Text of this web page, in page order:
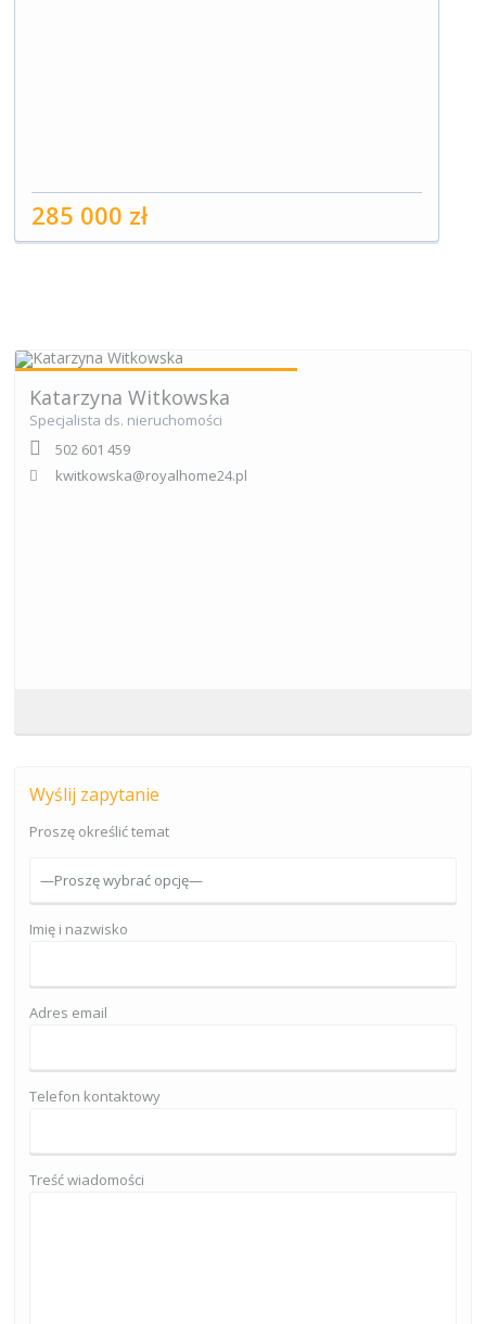
285 000 zł
Katarzyna Witkowska
Specjalista ds. nieruchomości
502 601 459
kwitkowska@royalhome24.pl
Wyślij zapytanie
Proszę określić temat
Imię i nazwisko
Adres email
Telefon kontaktowy
Treść wiadomości